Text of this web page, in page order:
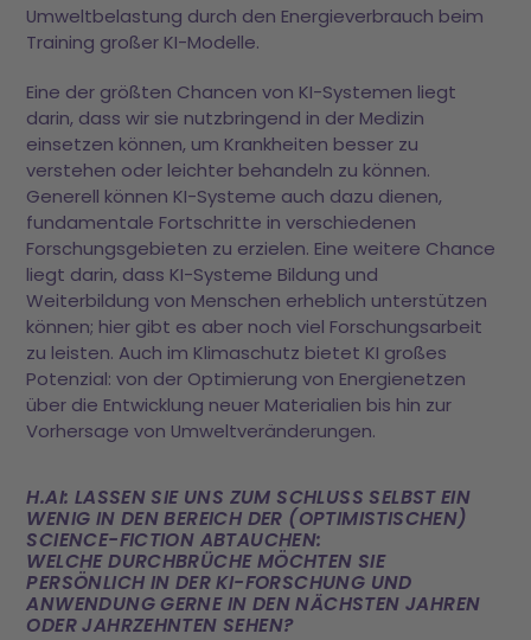
Umweltbelastung durch den Energieverbrauch beim
Training großer KI-Modelle.
Eine der größten Chancen von KI-Systemen liegt
darin, dass wir sie nutzbringend in der Medizin
einsetzen können, um Krankheiten besser zu
verstehen oder leichter behandeln zu können.
Generell können KI-Systeme auch dazu dienen,
fundamentale Fortschritte in verschiedenen
Forschungsgebieten zu erzielen. Eine weitere Chance
liegt darin, dass KI-Systeme Bildung und
Weiterbildung von Menschen erheblich unterstützen
können; hier gibt es aber noch viel Forschungsarbeit
zu leisten. Auch im Klimaschutz bietet KI großes
Potenzial: von der Optimierung von Energienetzen
über die Entwicklung neuer Materialien bis hin zur
Vorhersage von Umweltveränderungen.
H.AI: LASSEN SIE UNS ZUM SCHLUSS SELBST EIN
WENIG IN DEN BEREICH DER (OPTIMISTISCHEN)
SCIENCE-FICTION ABTAUCHEN:
WELCHE DURCHBRÜCHE MÖCHTEN SIE
PERSÖNLICH IN DER KI-FORSCHUNG UND
ANWENDUNG GERNE IN DEN NÄCHSTEN JAHREN
ODER JAHRZEHNTEN SEHEN?